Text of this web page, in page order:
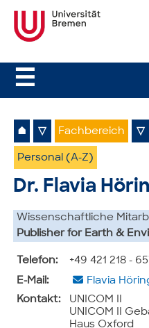
☰
⌂ ▽ Fachbereich ▽
Personal (A-Z)
Dr. Flavia
Wissenschaftliche
Publisher for Earth &
Telefon:
+49 421 218 -
E-Mail:
Flavia
Kontakt:
UNICOM II
UNICOM II
Haus Oxford